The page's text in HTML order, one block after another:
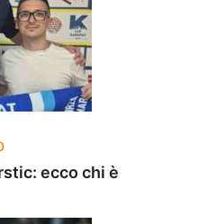
ecco chi è